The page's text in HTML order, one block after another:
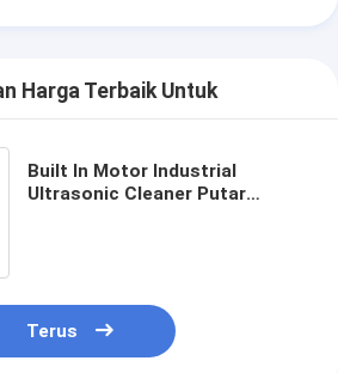
Harga Terbaik Untuk
Built In Motor Industrial
Ultrasonic Cleaner Putar
Terus